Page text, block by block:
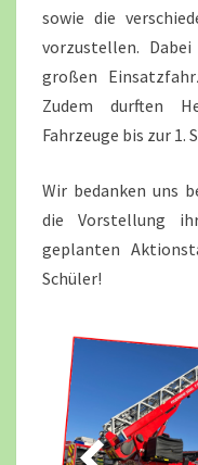
sowie die
vorzustellen.
großen
Zudem durften
Fahrzeuge bis zur 1.
Wir bedanken uns
die Vorstellung
geplanten
Schüler!